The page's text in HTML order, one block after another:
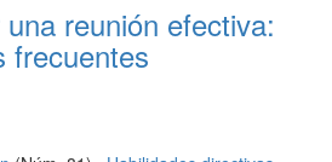
reunión efectiva:
frecuentes